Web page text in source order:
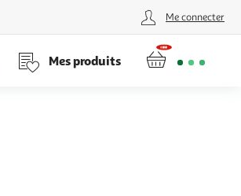
Me connecter
Mes produits